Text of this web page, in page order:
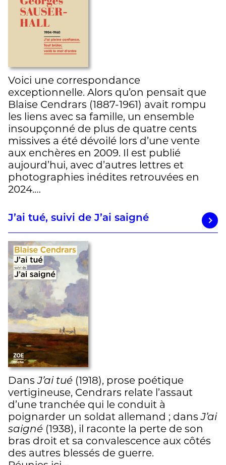
Voici une correspondance
exceptionnelle. Alors qu’on pensait que
Blaise Cendrars (1887-1961) avait rompu
les liens avec sa famille, un ensemble
insoupçonné de plus de quatre cents
missives a été dévoilé lors d’une vente
aux enchères en 2009. Il est publié
aujourd’hui, avec d’autres lettres et
photographies inédites retrouvées en
2024.…
J’ai tué, suivi de J’ai saigné
DansJ’ai tué (1918), prose poétique
vertigineuse, Cendrars relate l’assaut
d’une tranchée qui le conduit à
poignarder un soldat allemand ; dansJ’ai
saigné (1938), il raconte la perte de son
bras droit et sa convalescence aux côtés
des autres blessés de guerre.